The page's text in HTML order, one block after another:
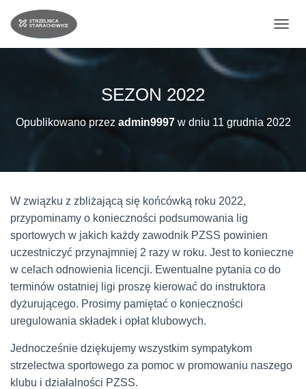
SEZON 2022
Opublikowano przez admin9997w dniu 11 grudnia 2022
W związku z zbliżającą się końcówką roku 2022,
przypominamy o konieczności podsumowania lig
sportowych w jakich każdy zawodnik PZSS powinien
uczestniczyć przynajmniej 2 razy w roku. Jest to konieczne
w celach odnowienia licencji. Ewentualne pytania co do
terminów ostatniej ligi proszę kierować do instruktora
dyżurującego. Prosimy pamiętać o konieczności
uregulowania składek i opłat klubowych.
Jednocześnie dziękujemy wszystkim sympatykom
strzelectwa sportowego za pomoc w promowaniu naszego
klubu i działalności PZSS.